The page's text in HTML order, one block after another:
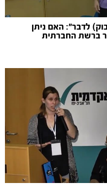
לדבר": האם ניתן
ברשת החברתית